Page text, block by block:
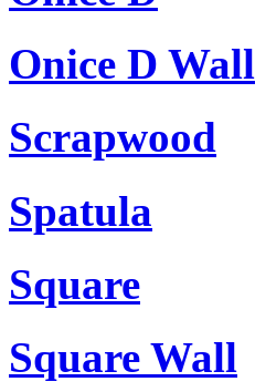
Onice D Wall
Scrapwood
Spatula
Square
Square Wall